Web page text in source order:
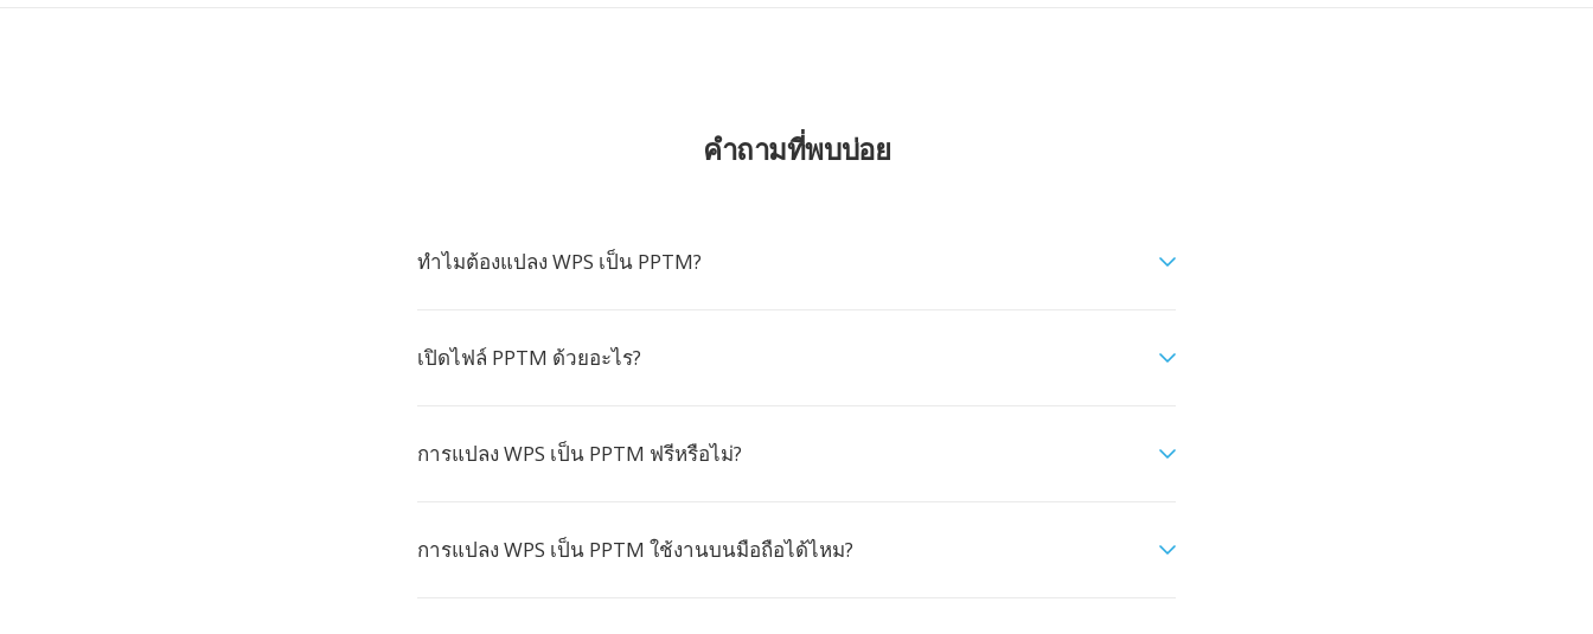
คำถามที่พบบ่อย
ทำไมต้องแปลง WPS เป็น PPTM?
เปิดไฟล์ PPTM ด้วยอะไร?
การแปลง WPS เป็น PPTM ฟรีหรือไม่?
การแปลง WPS เป็น PPTM ใช้งานบนมือถือได้ไหม?